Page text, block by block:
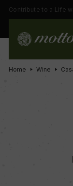
Contribute to a Life
Home Wine